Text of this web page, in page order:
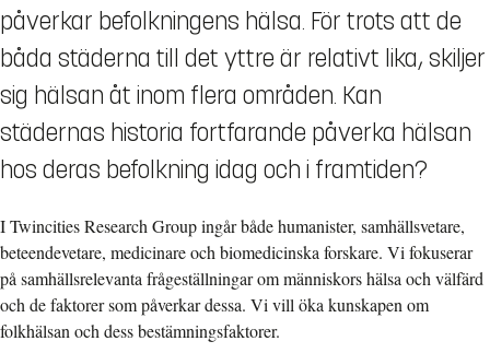
påverkar befolkningens hälsa. För trots att de
båda städerna till det yttre är relativt lika, skiljer
sig hälsan åt inom flera områden. Kan
städernas historia fortfarande påverka hälsan
hos deras befolkning idag och i framtiden?
I Twincities Research Group ingår både humanister, samhällsvetare,
beteendevetare, medicinare och biomedicinska forskare. Vi fokuserar
på samhällsrelevanta frågeställningar om människors hälsa och välfärd
och de faktorer som påverkar dessa. Vi vill öka kunskapen om
folkhälsan och dess bestämningsfaktorer.